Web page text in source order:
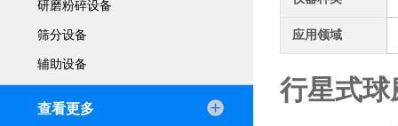
研磨粉碎设备
筛分设备
辅助设备
查看更多
应用领域
行星式球